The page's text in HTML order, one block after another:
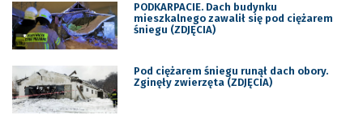
PODKARPACIE. Dach budynku
mieszkalnego zawalił się pod ciężarem
śniegu (ZDJĘCIA)
Pod ciężarem śniegu runął dach obory.
Zginęły zwierzęta (ZDJĘCIA)